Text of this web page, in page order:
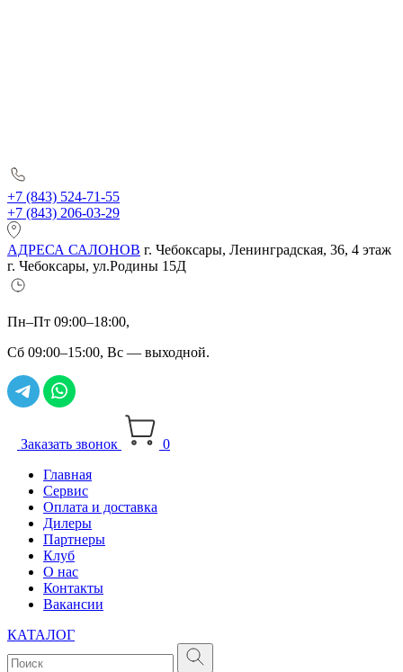
+7 (843) 524-71-55
+7 (843) 206-03-29
АДРЕСА САЛОНОВ г. Чебоксары, Ленинградская, 36, 4 этаж
г. Чебоксары, ул.Родины 15Д
Пн–Пт 09:00–18:00,
Сб 09:00–15:00, Вс — выходной.
Заказать звонок
0
Главная
Сервис
Оплата и доставка
Дилеры
Партнеры
Клуб
О нас
Контакты
Вакансии
КАТАЛОГ